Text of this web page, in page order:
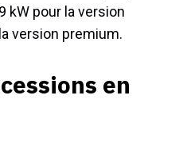
kW pour la version
version premium.
en